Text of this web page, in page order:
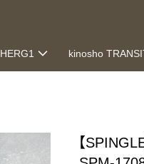
HERG1 kinosho
【